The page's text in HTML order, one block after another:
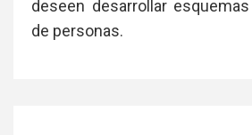
deseen desarrollar
de personas.